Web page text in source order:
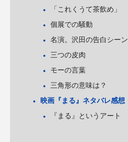
「これくうて茶飲め」
個展での騒動
名演。沢田の告白シーン
三つの皮肉
モーの言葉
三角形の意味は？
映画『まる』ネタバレ感想
『まる』というアート